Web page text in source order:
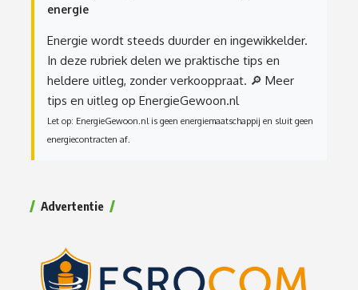
energie
Energie wordt steeds duurder en ingewikkelder.
In deze rubriek delen we praktische tips en
heldere uitleg, zonder verkooppraat. 🔎 Meer
tips en uitleg op EnergieGewoon.nl
Let op: EnergieGewoon.nl is geen energiemaatschappij en sluit geen
energiecontracten af.
Advertentie